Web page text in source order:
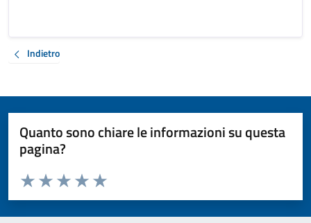
Indietro
Quanto sono chiare le informazioni su questa
pagina?
Valuta da 1 a 5 stelle la pagina
Valuta 5 stelle su 5
Valuta 4 stelle su 5
Valuta 3 stelle su 5
Valuta 2 stelle su 5
Valuta 1 stelle su 5